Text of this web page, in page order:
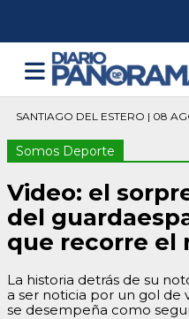
SANTIAGO DEL ESTERO | 08
Somos Deporte
Video: el
del
que recorre el
La historia detrás de su
a ser noticia por un gol de
se desempeña como